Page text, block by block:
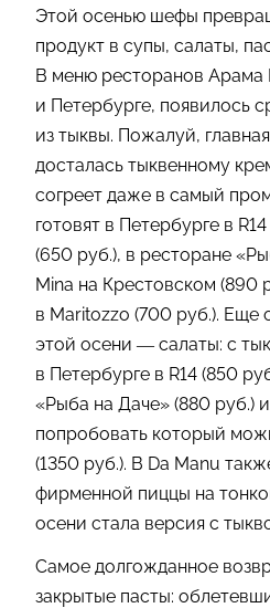
Этой осенью шефы
продукт в супы, салаты,
В меню ресторанов Арама
и Петербурге, появилось
из тыквы. Пожалуй,
досталась тыквенному
согреет даже в самый
готовят в Петербурге в
(650 руб.), в ресторане
Mina на Крестовском (890
в Maritozzo (700 руб.). Еще
этой осени — салаты: с
в Петербурге в R14 (850
«Рыба на Даче» (880 руб.)
попробовать который
(1350 руб.). В Da Manu
фирменной пиццы на
осени стала версия с
Самое долгожданное
закрытые пасты: